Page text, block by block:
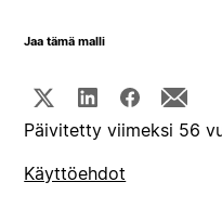
Jaa tämä malli
Päivitetty viimeksi 56
Käyttöehdot